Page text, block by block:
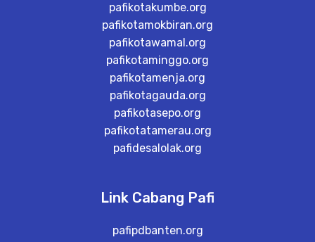
pafikotakumbe.org
pafikotamokbiran.org
pafikotawamal.org
pafikotaminggo.org
pafikotamenja.org
pafikotagauda.org
pafikotasepo.org
pafikotatamerau.org
pafidesalolak.org
Link Cabang Pafi
pafipdbanten.org